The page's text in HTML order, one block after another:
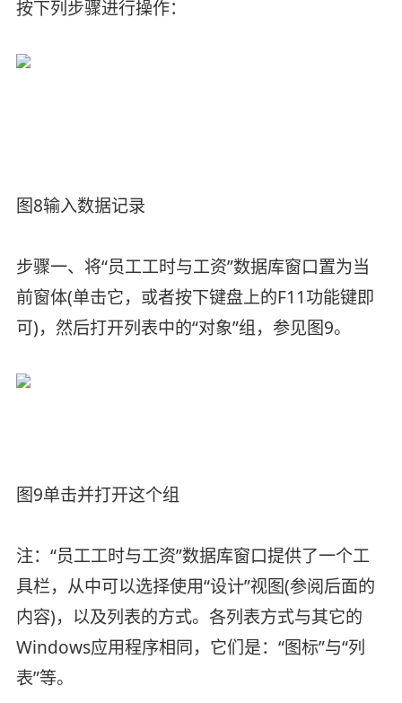
按下列步骤进行操作：
图8输入数据记录
步骤一、将“员工工时与工资”数据库窗口置为当
前窗体(单击它，或者按下键盘上的F11功能键即
可)，然后打开列表中的“对象”组，参见图9。
图9单击并打开这个组
注：“员工工时与工资”数据库窗口提供了一个工
具栏，从中可以选择使用“设计”视图(参阅后面的
内容)，以及列表的方式。各列表方式与其它的
Windows应用程序相同，它们是：“图标”与“列
表”等。